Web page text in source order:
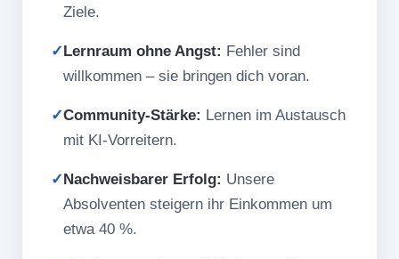
Ziele.
✓ Lernraum ohne Angst: Fehler sind
willkommen – sie bringen dich voran.
✓Community-Stärke: Lernen im Austausch
mit KI-Vorreitern.
✓ Nachweisbarer Erfolg: Unsere
Absolventen steigern ihr Einkommen um
etwa 40 %.